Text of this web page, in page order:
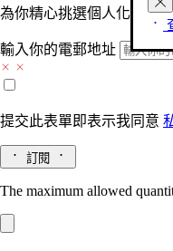
為你精心挑選個人化的驚喜
輸入你的電郵地址
提交此表單即表示我同意
訂閱
The maximum allowed